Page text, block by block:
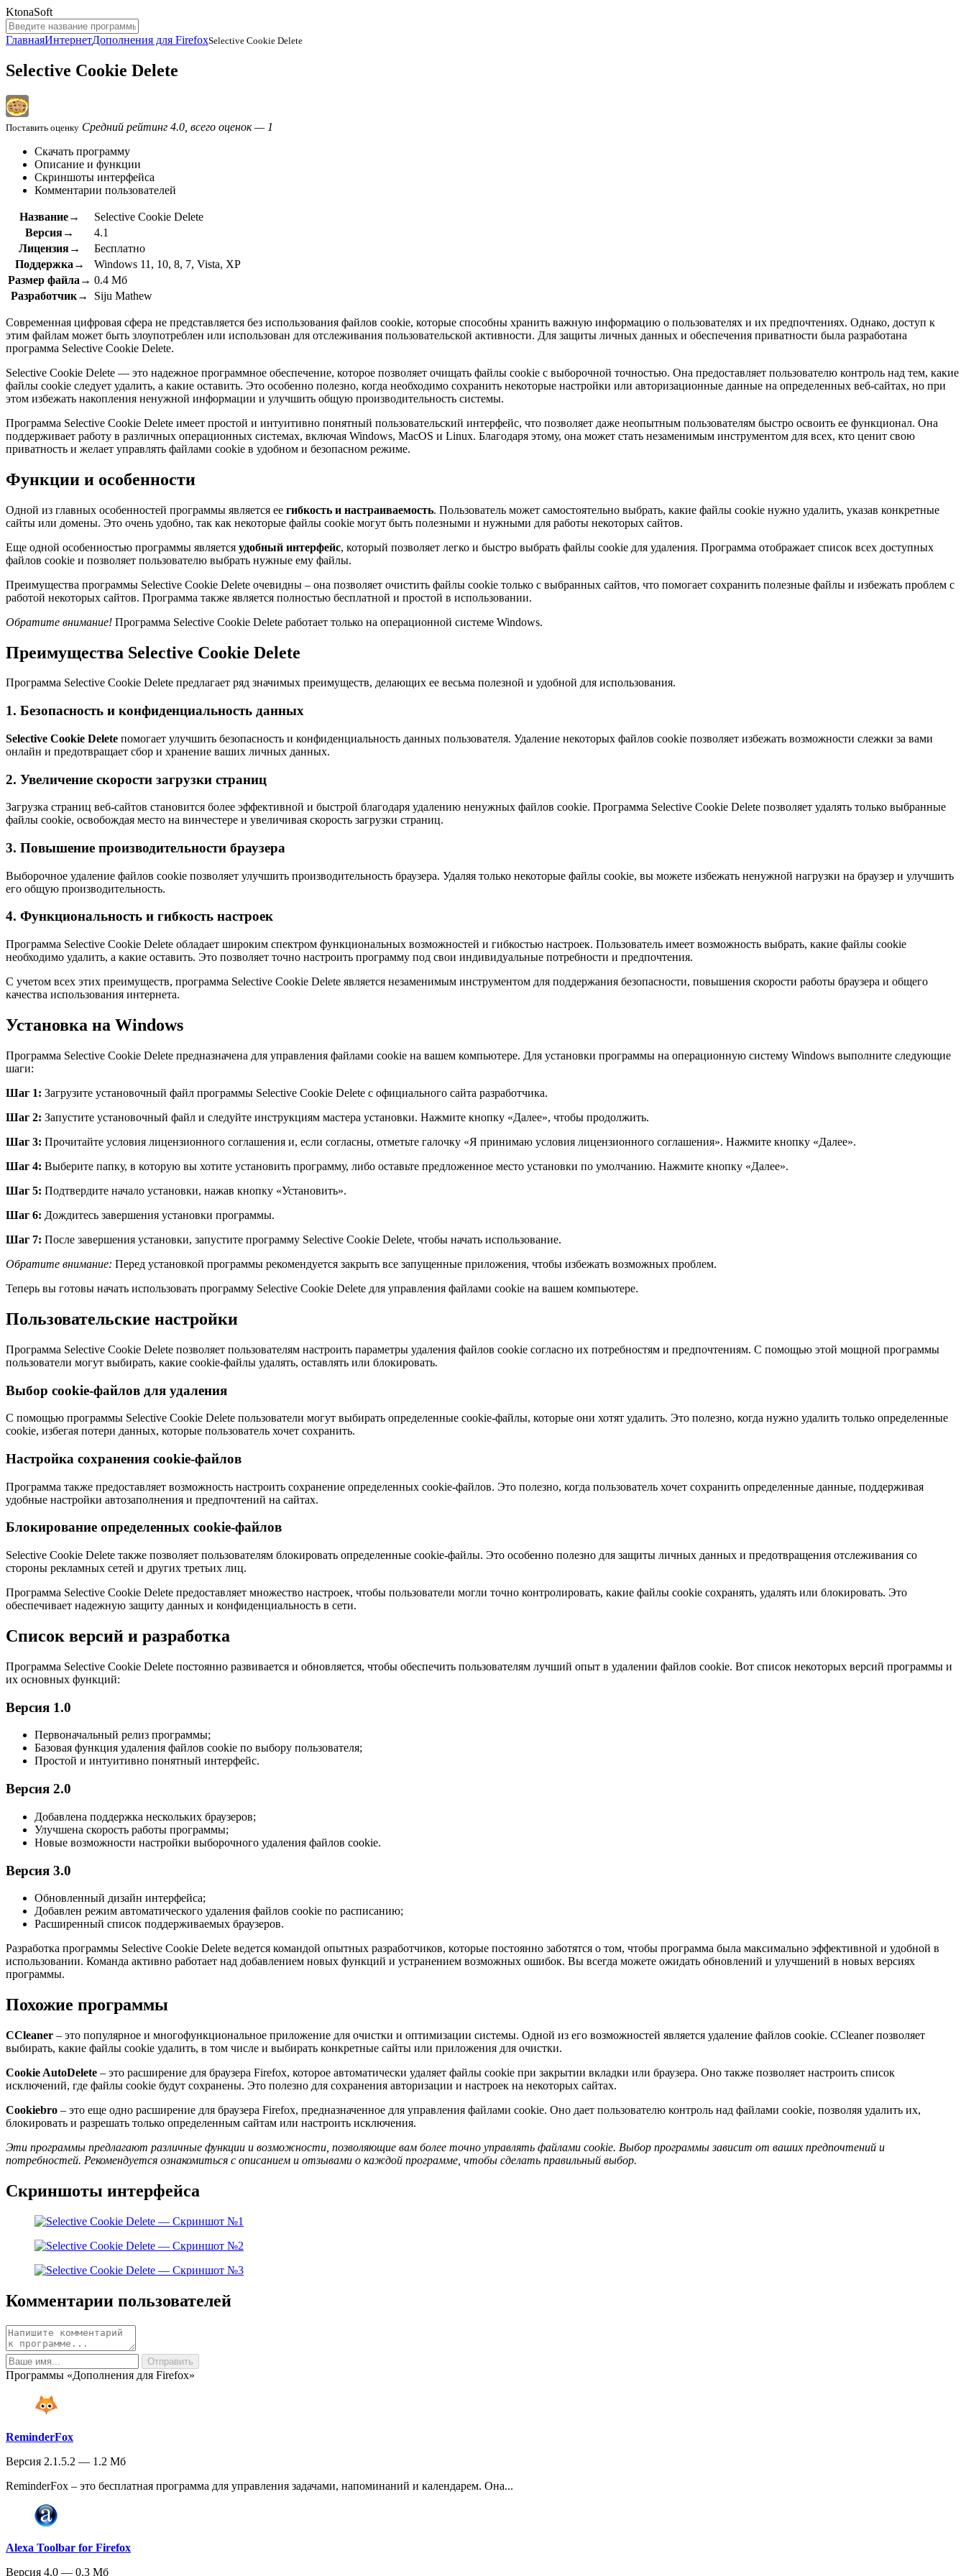
KtonaSoft
ГлавнаяИнтернетДополнения для FirefoxSelective Cookie Delete
Selective Cookie Delete
Поставить оценку Средний рейтинг 4.0, всего оценок — 1
Скачать программу
Описание и функции
Скриншоты интерфейса
Комментарии пользователей
Название→
Selective Cookie Delete
Версия→
4.1
Лицензия→
Бесплатно
Поддержка→
Windows 11, 10, 8, 7, Vista, XP
Размер файла→ 0.4 Мб
Разработчик→
Siju Mathew
Современная цифровая сфера не представляется без использования файлов cookie, которые способны хранить важную информацию о пользователях и их предпочтениях. Однако, доступ к
этим файлам может быть злоупотреблен или использован для отслеживания пользовательской активности. Для защиты личных данных и обеспечения приватности была разработана
программа Selective Cookie Delete.
Selective Cookie Delete — это надежное программное обеспечение, которое позволяет очищать файлы cookie с выборочной точностью. Она предоставляет пользователю контроль над тем, какие
файлы cookie следует удалить, а какие оставить. Это особенно полезно, когда необходимо сохранить некоторые настройки или авторизационные данные на определенных веб-сайтах, но при
этом избежать накопления ненужной информации и улучшить общую производительность системы.
Программа Selective Cookie Delete имеет простой и интуитивно понятный пользовательский интерфейс, что позволяет даже неопытным пользователям быстро освоить ее функционал. Она
поддерживает работу в различных операционных системах, включая Windows, MacOS и Linux. Благодаря этому, она может стать незаменимым инструментом для всех, кто ценит свою
приватность и желает управлять файлами cookie в удобном и безопасном режиме.
Функции и особенности
Одной из главных особенностей программы является ее гибкость и настраиваемость. Пользователь может самостоятельно выбрать, какие файлы cookie нужно удалить, указав конкретные
сайты или домены. Это очень удобно, так как некоторые файлы cookie могут быть полезными и нужными для работы некоторых сайтов.
Еще одной особенностью программы является удобный интерфейс, который позволяет легко и быстро выбрать файлы cookie для удаления. Программа отображает список всех доступных
файлов cookie и позволяет пользователю выбрать нужные ему файлы.
Преимущества программы Selective Cookie Delete очевидны – она позволяет очистить файлы cookie только с выбранных сайтов, что помогает сохранить полезные файлы и избежать проблем с
работой некоторых сайтов. Программа также является полностью бесплатной и простой в использовании.
Обратите внимание! Программа Selective Cookie Delete работает только на операционной системе Windows.
Преимущества Selective Cookie Delete
Программа Selective Cookie Delete предлагает ряд значимых преимуществ, делающих ее весьма полезной и удобной для использования.
1. Безопасность и конфиденциальность данных
Selective Cookie Delete помогает улучшить безопасность и конфиденциальность данных пользователя. Удаление некоторых файлов cookie позволяет избежать возможности слежки за вами
онлайн и предотвращает сбор и хранение ваших личных данных.
2. Увеличение скорости загрузки страниц
Загрузка страниц веб-сайтов становится более эффективной и быстрой благодаря удалению ненужных файлов cookie. Программа Selective Cookie Delete позволяет удалять только выбранные
файлы cookie, освобождая место на винчестере и увеличивая скорость загрузки страниц.
3. Повышение производительности браузера
Выборочное удаление файлов cookie позволяет улучшить производительность браузера. Удаляя только некоторые файлы cookie, вы можете избежать ненужной нагрузки на браузер и улучшить
его общую производительность.
4. Функциональность и гибкость настроек
Программа Selective Cookie Delete обладает широким спектром функциональных возможностей и гибкостью настроек. Пользователь имеет возможность выбрать, какие файлы cookie
необходимо удалить, а какие оставить. Это позволяет точно настроить программу под свои индивидуальные потребности и предпочтения.
С учетом всех этих преимуществ, программа Selective Cookie Delete является незаменимым инструментом для поддержания безопасности, повышения скорости работы браузера и общего
качества использования интернета.
Установка на Windows
Программа Selective Cookie Delete предназначена для управления файлами cookie на вашем компьютере. Для установки программы на операционную систему Windows выполните следующие
шаги:
Шаг 1: Загрузите установочный файл программы Selective Cookie Delete с официального сайта разработчика.
Шаг 2: Запустите установочный файл и следуйте инструкциям мастера установки. Нажмите кнопку «Далее», чтобы продолжить.
Шаг 3: Прочитайте условия лицензионного соглашения и, если согласны, отметьте галочку «Я принимаю условия лицензионного соглашения». Нажмите кнопку «Далее».
Шаг 4: Выберите папку, в которую вы хотите установить программу, либо оставьте предложенное место установки по умолчанию. Нажмите кнопку «Далее».
Шаг 5: Подтвердите начало установки, нажав кнопку «Установить».
Шаг 6: Дождитесь завершения установки программы.
Шаг 7: После завершения установки, запустите программу Selective Cookie Delete, чтобы начать использование.
Обратите внимание: Перед установкой программы рекомендуется закрыть все запущенные приложения, чтобы избежать возможных проблем.
Теперь вы готовы начать использовать программу Selective Cookie Delete для управления файлами cookie на вашем компьютере.
Пользовательские настройки
Программа Selective Cookie Delete позволяет пользователям настроить параметры удаления файлов cookie согласно их потребностям и предпочтениям. С помощью этой мощной программы
пользователи могут выбирать, какие cookie-файлы удалять, оставлять или блокировать.
Выбор cookie-файлов для удаления
С помощью программы Selective Cookie Delete пользователи могут выбирать определенные cookie-файлы, которые они хотят удалить. Это полезно, когда нужно удалить только определенные
cookie, избегая потери данных, которые пользователь хочет сохранить.
Настройка сохранения cookie-файлов
Программа также предоставляет возможность настроить сохранение определенных cookie-файлов. Это полезно, когда пользователь хочет сохранить определенные данные, поддерживая
удобные настройки автозаполнения и предпочтений на сайтах.
Блокирование определенных cookie-файлов
Selective Cookie Delete также позволяет пользователям блокировать определенные cookie-файлы. Это особенно полезно для защиты личных данных и предотвращения отслеживания со
стороны рекламных сетей и других третьих лиц.
Программа Selective Cookie Delete предоставляет множество настроек, чтобы пользователи могли точно контролировать, какие файлы cookie сохранять, удалять или блокировать. Это
обеспечивает надежную защиту данных и конфиденциальность в сети.
Список версий и разработка
Программа Selective Cookie Delete постоянно развивается и обновляется, чтобы обеспечить пользователям лучший опыт в удалении файлов cookie. Вот список некоторых версий программы и
их основных функций:
Версия 1.0
Первоначальный релиз программы;
Базовая функция удаления файлов cookie по выбору пользователя;
Простой и интуитивно понятный интерфейс.
Версия 2.0
Добавлена поддержка нескольких браузеров;
Улучшена скорость работы программы;
Новые возможности настройки выборочного удаления файлов cookie.
Версия 3.0
Обновленный дизайн интерфейса;
Добавлен режим автоматического удаления файлов cookie по расписанию;
Расширенный список поддерживаемых браузеров.
Разработка программы Selective Cookie Delete ведется командой опытных разработчиков, которые постоянно заботятся о том, чтобы программа была максимально эффективной и удобной в
использовании. Команда активно работает над добавлением новых функций и устранением возможных ошибок. Вы всегда можете ожидать обновлений и улучшений в новых версиях
программы.
Похожие программы
CCleaner – это популярное и многофункциональное приложение для очистки и оптимизации системы. Одной из его возможностей является удаление файлов cookie. CCleaner позволяет
выбирать, какие файлы cookie удалить, в том числе и выбирать конкретные сайты или приложения для очистки.
Cookie AutoDelete – это расширение для браузера Firefox, которое автоматически удаляет файлы cookie при закрытии вкладки или браузера. Оно также позволяет настроить список
исключений, где файлы cookie будут сохранены. Это полезно для сохранения авторизации и настроек на некоторых сайтах.
Cookiebro – это еще одно расширение для браузера Firefox, предназначенное для управления файлами cookie. Оно дает пользователю контроль над файлами cookie, позволяя удалить их,
блокировать и разрешать только определенным сайтам или настроить исключения.
Эти программы предлагают различные функции и возможности, позволяющие вам более точно управлять файлами cookie. Выбор программы зависит от ваших предпочтений и
потребностей. Рекомендуется ознакомиться с описанием и отзывами о каждой программе, чтобы сделать правильный выбор.
Скриншоты интерфейса
Комментарии пользователей
Программы «Дополнения для Firefox»
ReminderFox
Версия 2.1.5.2 — 1.2 Мб
ReminderFox – это бесплатная программа для управления задачами, напоминаний и календарем. Она...
Alexa Toolbar for Firefox
Версия 4.0 — 0.3 Мб